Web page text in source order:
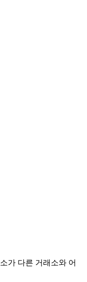
가 다른 거래소와 어